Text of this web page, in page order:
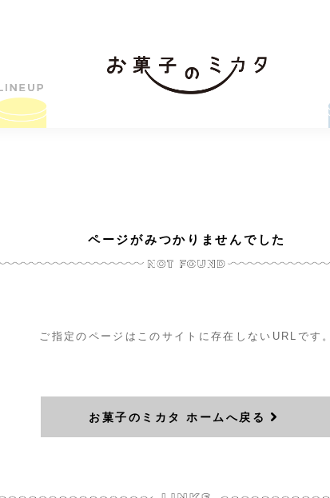
ページがみつかりませんでした
ご指定のページはこのサイトに存在しないURLです。
お菓子のミカタ ホームへ戻る